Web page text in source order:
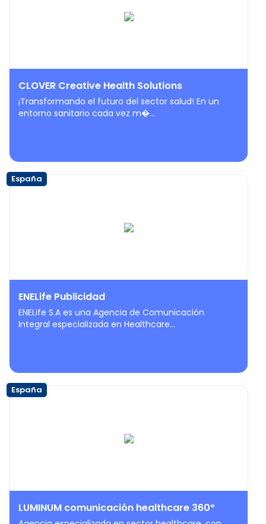
CLOVER Creative Health Solutions
¡Transformando el futuro del sector salud! En un
entorno sanitario cada vez m�...
España
ENELife Publicidad
ENELife S.A es una Agencia de Comunicación
Integral especializada en Healthcare...
España
LUMINUM comunicación healthcare 360º